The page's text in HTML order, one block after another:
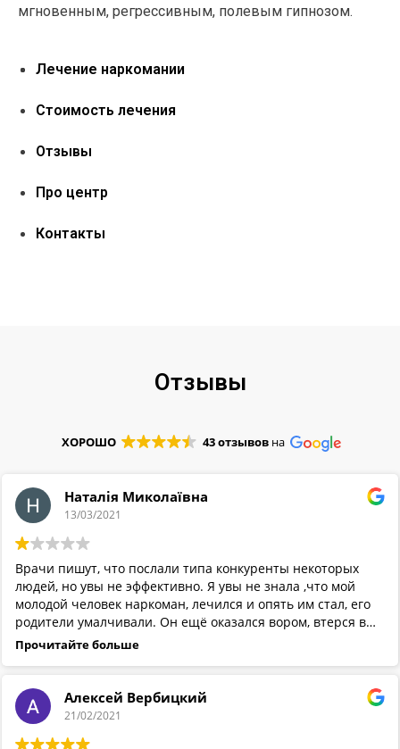
мгновенным, регрессивным, полевым гипнозом.
Лечение наркомании
Стоимость лечения
Отзывы
Про центр
Контакты
Отзывы
ХОРОШО 43 отзывов на
Наталія Миколаївна
13/03/2021
Врачи пишут, что послали типа конкуренты некоторых
людей, но увы не эффективно. Я увы не знала ,что мой
молодой человек наркоман, лечился и опять им стал, его
родители умалчивали. Он ещё оказался вором, втерся в
мое доверие. И плохо, что в таких центрах нельзя
позвонить и узнать с кем связался, просто спросить,
Прочитайте больше
Алексей Вербицкий
21/02/2021